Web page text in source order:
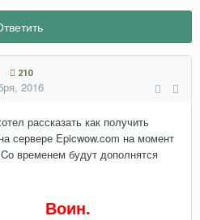
210
2016
рассказать как получить
сервере Epicwow.com на момент
временем будут дополнятся